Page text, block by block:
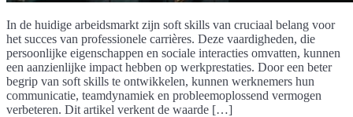
In de huidige arbeidsmarkt zijn soft skills van cruciaal belang voor
het succes van professionele carrières. Deze vaardigheden, die
persoonlijke eigenschappen en sociale interacties omvatten, kunnen
een aanzienlijke impact hebben op werkprestaties. Door een beter
begrip van soft skills te ontwikkelen, kunnen werknemers hun
communicatie, teamdynamiek en probleemoplossend vermogen
verbeteren. Dit artikel verkent de waarde […]